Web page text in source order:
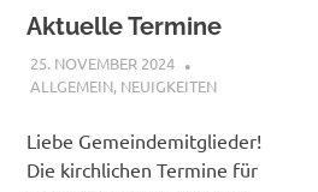
Aktuelle Termine
25. NOVEMBER 2024
ALLGEMEIN, NEUIGKEITEN
Liebe Gemeindemitglieder!
Die kirchlichen Termine für